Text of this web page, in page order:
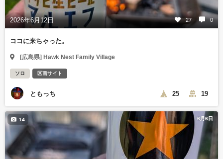
2026年6月12日 27 0
ココに来ちゃった。
[広島県] Hawk Nest Family Village
ソロ 区画サイト
ともっち 25 19
6月6日
14